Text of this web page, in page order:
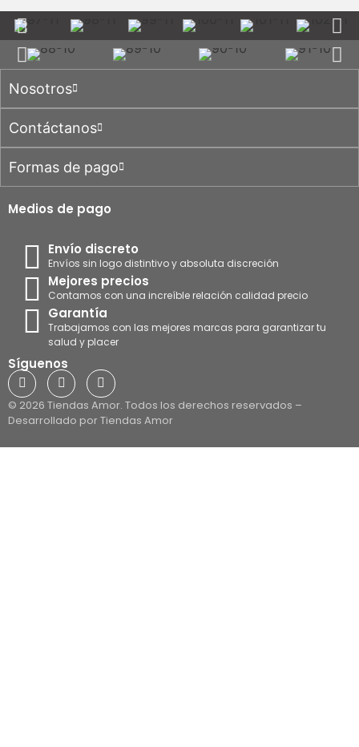
Nosotros
Contáctanos
Formas de pago
Medios de pago
Envío discreto
Envíos sin logo distintivo y absoluta discreción
Mejores precios
Contamos con una increíble relación calidad precio
Garantía
Trabajamos con las mejores marcas para garantizar tu
salud y placer
Síguenos
© 2026 Tiendas Amor. Todos los derechos reservados –
Desarrollado por Tiendas Amor